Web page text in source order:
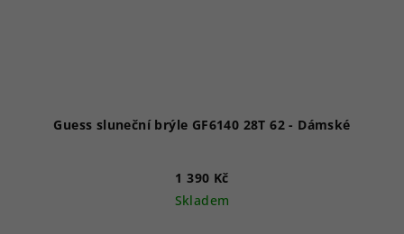
Guess sluneční brýle GF6140 28T 62 - Dámské
1 390 Kč
Skladem